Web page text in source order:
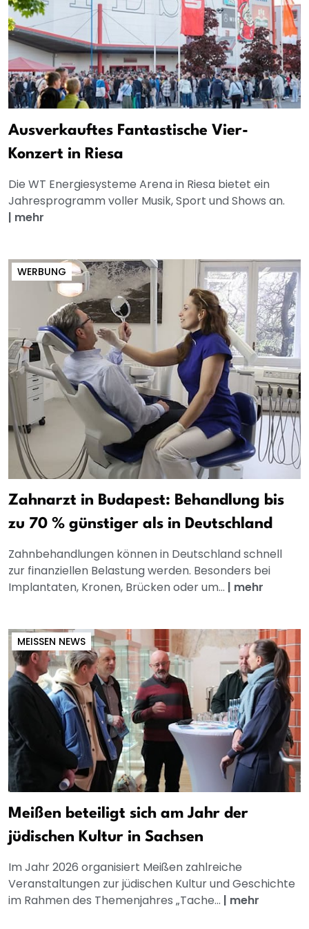
Ausverkauftes Fantastische Vier-
Konzert in Riesa
Die WT Energiesysteme Arena in Riesa bietet ein
Jahresprogramm voller Musik, Sport und Shows an.
| mehr
WERBUNG
Zahnarzt in Budapest: Behandlung bis
zu 70 % günstiger als in Deutschland
Zahnbehandlungen können in Deutschland schnell
zur finanziellen Belastung werden. Besonders bei
Implantaten, Kronen, Brücken oder um... | mehr
MEISSEN NEWS
Meißen beteiligt sich am Jahr der
jüdischen Kultur in Sachsen
Im Jahr 2026 organisiert Meißen zahlreiche
Veranstaltungen zur jüdischen Kultur und Geschichte
im Rahmen des Themenjahres „Tache... | mehr